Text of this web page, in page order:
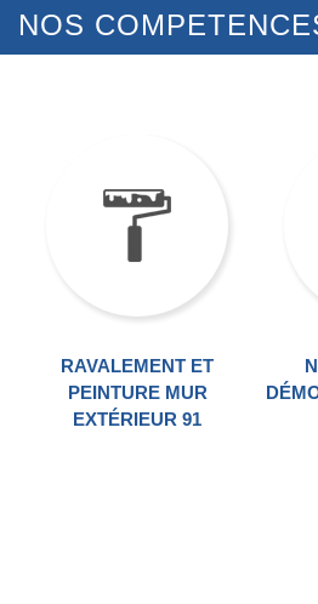
NOS
RAVALEMENT ET
PEINTURE MUR
EXTÉRIEUR 91